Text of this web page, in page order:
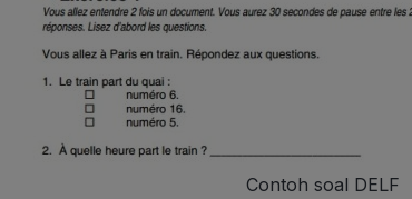
Contoh soal DELF